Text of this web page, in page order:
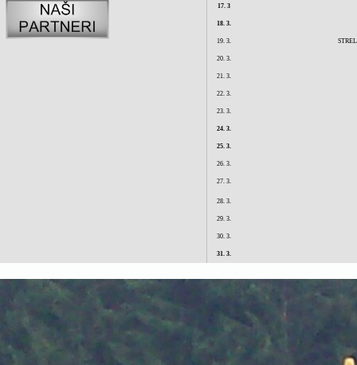
17. 3
18. 3.
19. 3.
20. 3.
21. 3.
22. 3.
23. 3.
24. 3.
25. 3.
26. 3.
27. 3.
28. 3.
29. 3.
30. 3.
31. 3.